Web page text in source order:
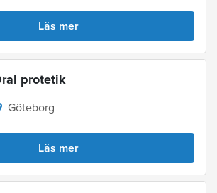
Läs mer
protetik
Göteborg
Läs mer